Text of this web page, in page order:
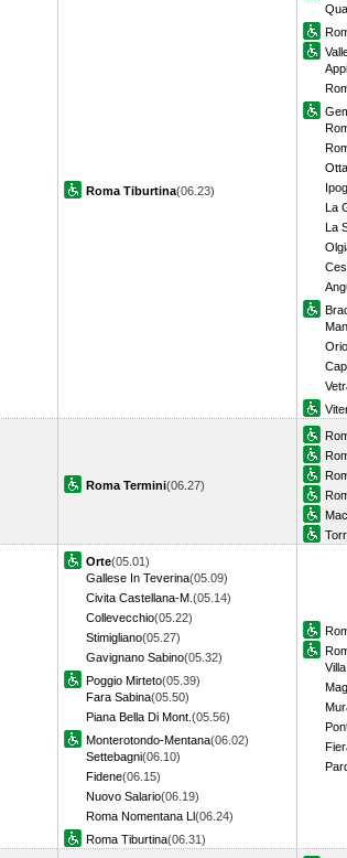
Roma Tiburtina(06.23)
La
La
Roma Termini(06.27)
Orte(05.01)
Gallese In Teverina(05.09)
Civita Castellana-M. (05.14)
Collevecchio(05.22)
Stimigliano(05.27)
Gavignano Sabino(05.32)
Poggio Mirteto(05.39)
Fara Sabina(05.50)
Piana Bella Di Mont. (05.56)
Monterotondo-Mentana(06.02)
Settebagni(06.10)
Fidene(06.15)
Nuovo Salario(06.19)
Roma Nomentana Ll(06.24)
Roma Tiburtina(06.31)